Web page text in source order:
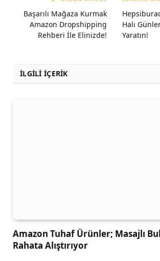
Başarılı Mağaza Kurmak
Amazon Dropshipping
Rehberi İle Elinizde!
Halı
Yaratın!
İLGİLİ İÇERİK
Amazon Tuhaf Ürünler; Masajlı
Rahata Alıştırıyor